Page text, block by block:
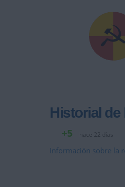
Historial de
+5 hace 22 días
Información sobre la